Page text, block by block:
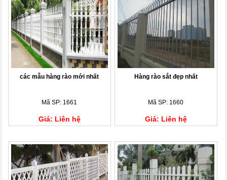
các mẫu hàng rào mới nhất
Mã SP: 1661
Giá: Liên hệ
Hàng rào sắt đẹp nhất
Mã SP: 1660
Giá: Liên hệ